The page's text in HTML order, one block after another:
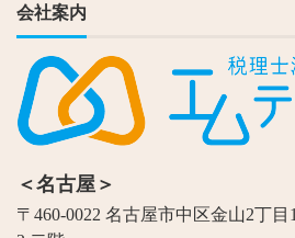
会社案内
＜名古屋＞
〒460-0022 名古屋市中区金山2丁